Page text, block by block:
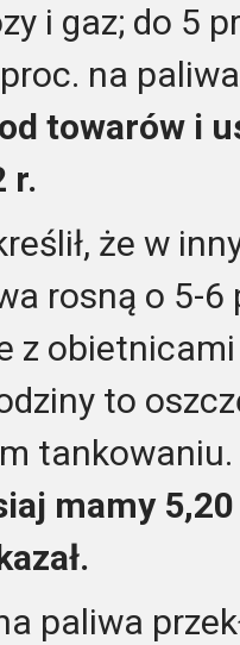
i gaz; do 5
na
towarów i
r.
że w
rosną o 5-6
z
to
tankowaniu.
mamy
paliwa